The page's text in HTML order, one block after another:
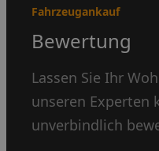
Fahrzeugankauf
Bewertung
Lassen Sie Ihr
unseren Experten
unverbindlich